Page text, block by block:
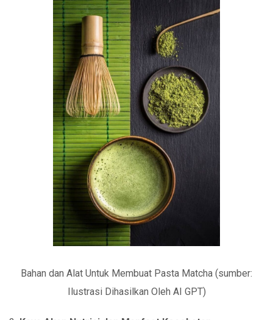
Bahan dan Alat Untuk Membuat Pasta Matcha (sumber:
Ilustrasi Dihasilkan Oleh AI GPT)